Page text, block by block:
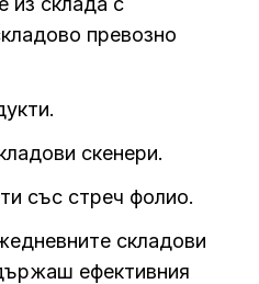
превозно
скенери.
със стреч фолио.
складови
ефективния